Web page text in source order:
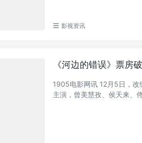
影视资讯
《河边的错误》票房
1905电影网讯 12月5日，改
主演，曾美慧孜、侯天来、